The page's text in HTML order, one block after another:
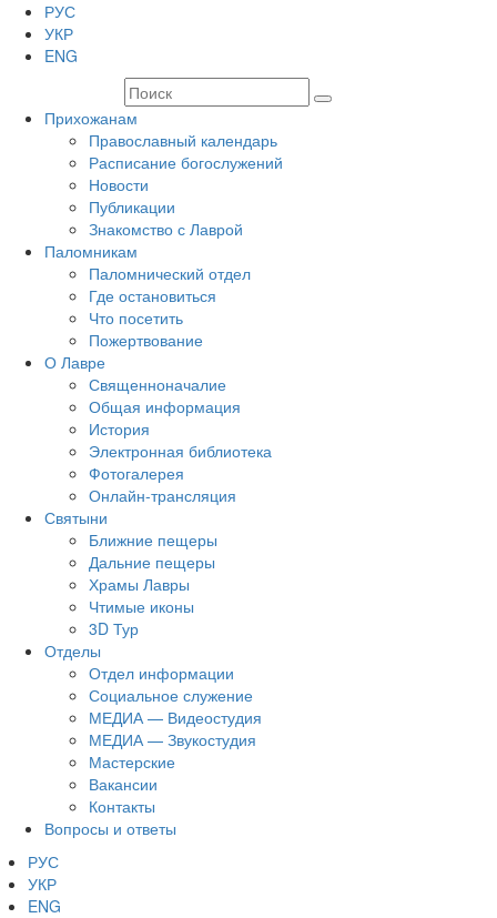
РУС
УКР
ENG
Прихожанам
Православный календарь
Расписание богослужений
Новости
Публикации
Знакомство с Лаврой
Паломникам
Паломнический отдел
Где остановиться
Что посетить
Пожертвование
О Лавре
Священноначалие
Общая информация
История
Электронная библиотека
Фотогалерея
Онлайн-трансляция
Святыни
Ближние пещеры
Дальние пещеры
Храмы Лавры
Чтимые иконы
3D Тур
Отделы
Отдел информации
Социальное служение
МЕДИА — Видеостудия
МЕДИА — Звукостудия
Мастерские
Вакансии
Контакты
Вопросы и ответы
РУС
УКР
ENG